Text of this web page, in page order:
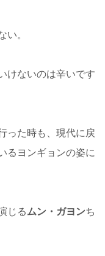
い。
けないのは辛いです
った時も、現代に戻
るヨンギョンの姿に
じるムン・ガヨンち